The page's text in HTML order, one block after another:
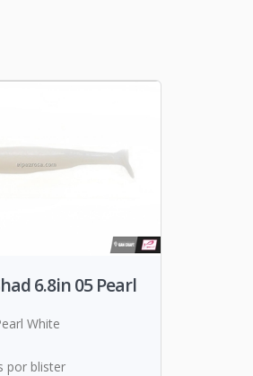
6.8in 05 Pearl
White
por blister